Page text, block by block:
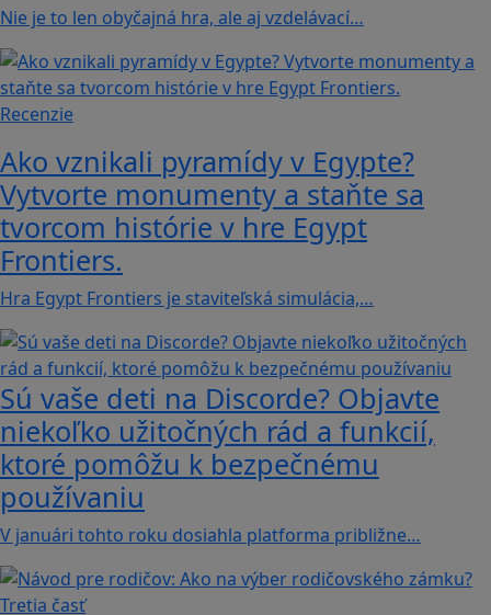
Nie je to len obyčajná hra, ale aj vzdelávací…
Recenzie
Ako vznikali pyramídy v Egypte?
Vytvorte monumenty a staňte sa
tvorcom histórie v hre Egypt
Frontiers.
Hra Egypt Frontiers je staviteľská simulácia,…
Sú vaše deti na Discorde? Objavte
niekoľko užitočných rád a funkcií,
ktoré pomôžu k bezpečnému
používaniu
V januári tohto roku dosiahla platforma približne…